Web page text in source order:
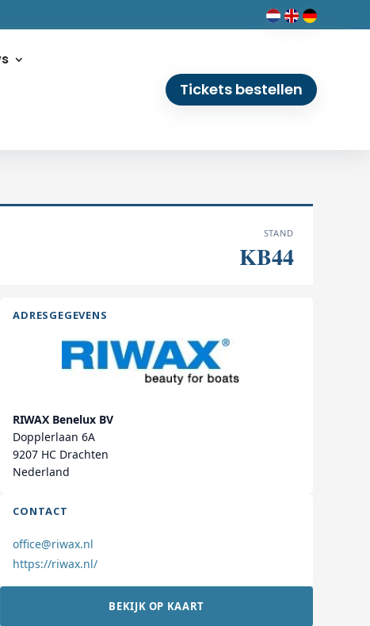
Tickets bestellen
STAND
KB44
ADRESGEGEVENS
RIWAX Benelux BV
Dopplerlaan 6A
9207 HC Drachten
Nederland
CONTACT
office@riwax.nl
https://riwax.nl/
BEKIJK OP KAART